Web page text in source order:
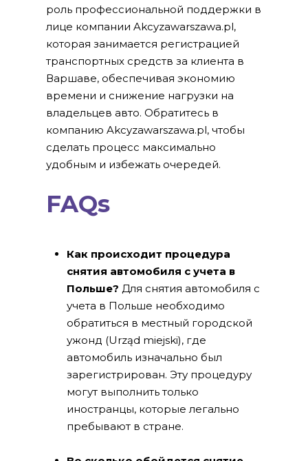
роль профессиональной поддержки в
лице компании Akcyzawarszawa.pl,
которая занимается регистрацией
транспортных средств за клиента в
Варшаве, обеспечивая экономию
времени и снижение нагрузки на
владельцев авто. Обратитесь в
компанию Akcyzawarszawa.pl, чтобы
сделать процесс максимально
удобным и избежать очередей.
FAQs
Как происходит процедура
снятия автомобиля с учета в
Польше? Для снятия автомобиля с
учета в Польше необходимо
обратиться в местный городской
ужонд (Urząd miejski), где
автомобиль изначально был
зарегистрирован. Эту процедуру
могут выполнить только
иностранцы, которые легально
пребывают в стране.